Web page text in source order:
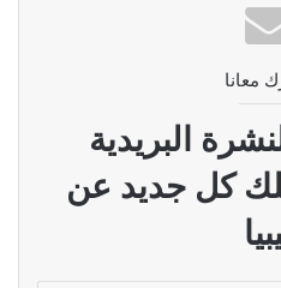
معانا
البريدية
كل جديد عن